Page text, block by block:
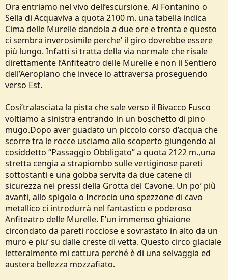
Ora entriamo nel vivo dell’escursione. Al Fontanino o
Sella di Acquaviva a quota 2100 m. una tabella indica
Cima delle Murelle dandola a due ore e trenta e questo
ci sembra inverosimile perche’ il giro dovrebbe essere
più lungo. Infatti si tratta della via normale che risale
direttamente l’Anfiteatro delle Murelle e non il Sentiero
dell’Aeroplano che invece lo attraversa proseguendo
verso Est.
Cosi’tralasciata la pista che sale verso il Bivacco Fusco
voltiamo a sinistra entrando in un boschetto di pino
mugo.Dopo aver guadato un piccolo corso d’acqua che
scorre tra le rocce usciamo allo scoperto giungendo al
cosiddetto “Passaggio Obbligato” a quota 2122 m.,una
stretta cengia a strapiombo sulle vertiginose pareti
sottostanti e una gobba servita da due catene di
sicurezza nei pressi della Grotta del Cavone. Un po’ più
avanti, allo spigolo o Incrocio uno spezzone di cavo
metallico ci introdurrà nel fantastico e poderoso
Anfiteatro delle Murelle. E’un immenso ghiaione
circondato da pareti rocciose e sovrastato in alto da un
muro e piu’ su dalle creste di vetta. Questo circo glaciale
letteralmente mi cattura perché è di una selvaggia ed
austera bellezza mozzafiato.